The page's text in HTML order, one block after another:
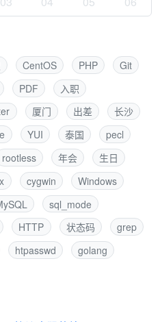
CentOS PHP
Git
PDF
入职
厦门 出差
长沙
YUI 泰国
pecl
rootless 年会
生日
cygwin
Windows
sql_mode
HTTP 状态码
grep
htpasswd golang